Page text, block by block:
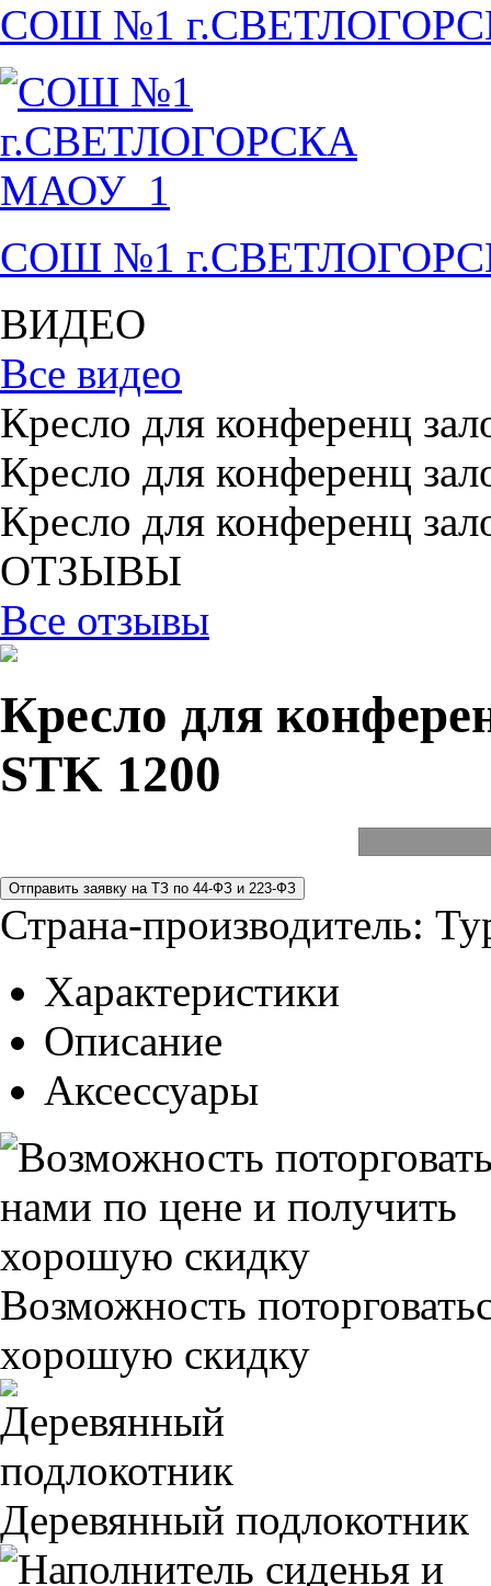
СОШ №1
СОШ №1
ВИДЕО
Все видео
Кресло для конференц
Кресло для конференц
Кресло для конференц
ОТЗЫВЫ
Все отзывы
Кресло для
STK 1200
Страна-производитель:
Характеристики
Описание
Аксессуары
Возможность
хорошую скидку
Деревянный подлокотник